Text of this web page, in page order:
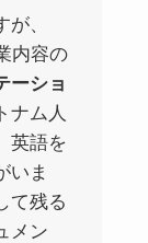
、
内容の
ーショ
ナム人
英語を
いま
て残る
メン